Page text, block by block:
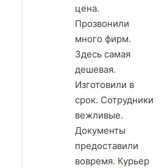
цена.
Прозвонили
много фирм.
Здесь самая
дешевая.
Изготовили в
срок. Сотрудники
вежливые.
Документы
предоставили
вовремя. Курьер